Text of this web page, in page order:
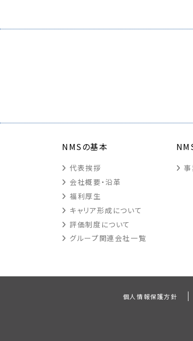
NMSの基本
代表挨拶
会社概要・沿革
福利厚生
キャリア形成について
評価制度について
グループ関連会社一覧
個人情報保護方針